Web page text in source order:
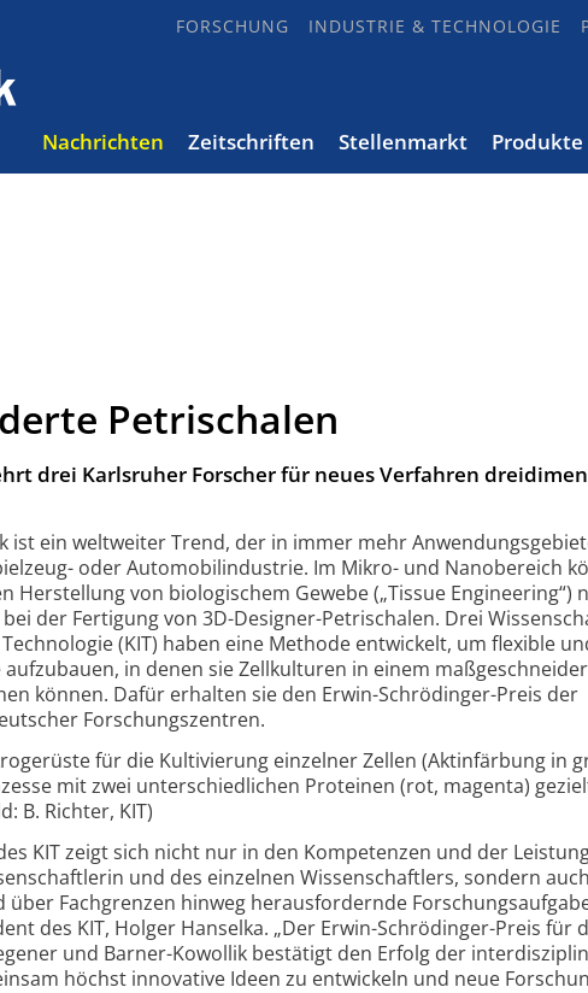
FORSCHUNG INDUSTRIE & TECHNOLOGIE
Nachrichten Zeitschriften Stellenmarkt Produkte
Petrischalen
drei Karlsruher Forscher für neues Verfahren
ist ein weltweiter Trend, der in immer mehr
oder Automobil­industrie. Im Mikro- und Nano­bereich
Herstellung von biologischem Gewebe („Tissue Engineering“)
der Fertigung von 3D-Designer-Petrischalen. Drei
(KIT) haben eine Methode entwickelt, um flexible
in denen sie Zellkulturen in einem
können. Dafür erhalten sie den Erwin-Schrödinger-Preis der
Forschungszentren.
für die Kultivierung einzelner Zellen (Aktinfärbung in
mit zwei unterschiedlichen Proteinen (rot, magenta)
B. Richter, KIT)
KIT zeigt sich nicht nur in den Kompetenzen und der
und des einzelnen Wissenschaftlers, sondern
Fachgrenzen hinweg heraus­fordernde
des KIT, Holger Hanselka. „Der Erwin-Schrödinger-Preis für
und Barner-Kowollik bestätigt den Erfolg der
höchst innovative Ideen zu entwickeln und neue